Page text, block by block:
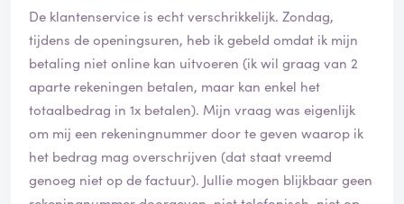
De klantenservice is echt verschrikkelijk. Zondag,
tijdens de openingsuren, heb ik gebeld omdat ik mijn
betaling niet online kan uitvoeren (ik wil graag van 2
aparte rekeningen betalen, maar kan enkel het
totaalbedrag in 1x betalen). Mijn vraag was eigenlijk
om mij een rekeningnummer door te geven waarop ik
het bedrag mag overschrijven (dat staat vreemd
genoeg niet op de factuur). Jullie mogen blijkbaar geen